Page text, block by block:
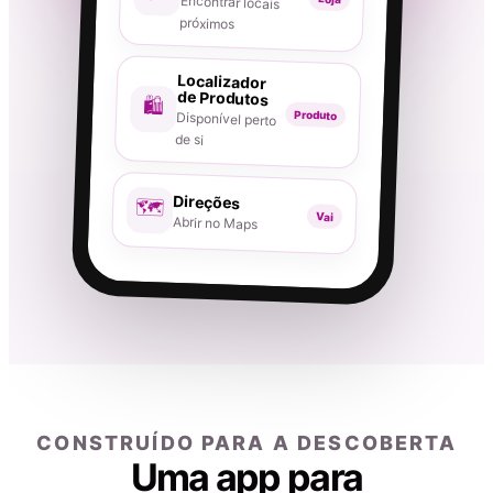
próximos
🛍️
Localizador
de Produtos
Disponível perto
de si
Produto
🗺️ Direções
Abrir no Maps Vai
CONSTRUÍDO PARA A DESCOBERTA
Uma app para